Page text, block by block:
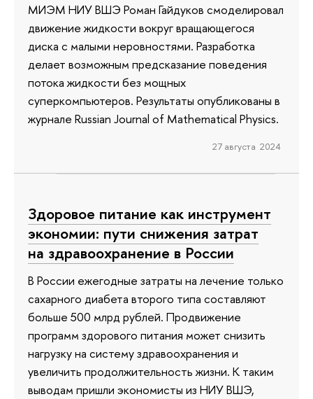
МИЭМ НИУ ВШЭ Роман Гайдуков смоделировал
движение жидкости вокруг вращающегося
диска с малыми неровностями. Разработка
делает возможным предсказание поведения
потока жидкости без мощных
суперкомпьютеров. Результаты опубликованы в
журнале Russian Journal of Mathematical Physics.
27 августа 2024
Здоровое питание как инструмент
экономии: пути снижения затрат
на здравоохранение в России
В России ежегодные затраты на лечение только
сахарного диабета второго типа составляют
больше 500 млрд рублей. Продвижение
программ здорового питания может снизить
нагрузку на систему здравоохранения и
увеличить продолжительность жизни. К таким
выводам пришли экономисты из НИУ ВШЭ,